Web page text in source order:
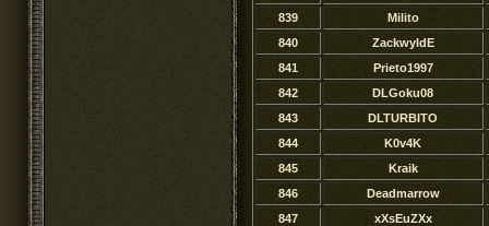
839
Milito
840
ZackwyldE
841
Prieto1997
842
DLGoku08
843
DLTURBITO
844
K0v4K
845
Kraik
846
Deadmarrow
847
xXsEuZXx